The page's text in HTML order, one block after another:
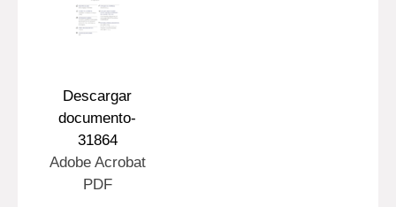
Descargar
documento-
31864
Adobe Acrobat
PDF